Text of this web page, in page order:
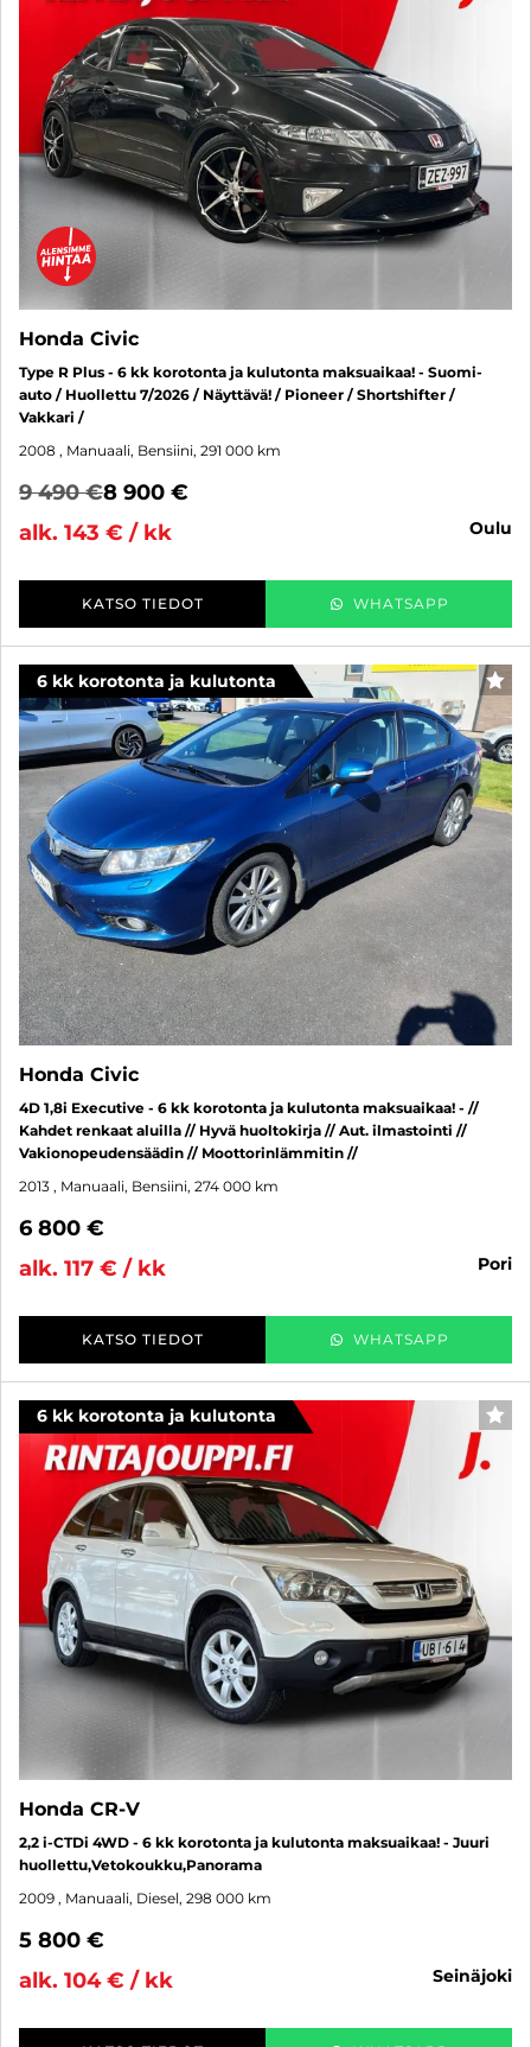
Honda Civic
Type R Plus - 6 kk korotonta ja kulutonta maksuaikaa! - Suomi-
auto / Huollettu 7/2026 / Näyttävä! / Pioneer / Shortshifter /
Vakkari /
2008 , Manuaali, Bensiini, 291 000 km
9 490 €8 900 €
alk. 143 € / kk
oulu
KATSO TIEDOT WHATSAPP
6 kk korotonta ja kulutonta
Honda Civic
4D 1,8i Executive - 6 kk korotonta ja kulutonta maksuaikaa! - //
Kahdet renkaat aluilla // Hyvä huoltokirja // Aut. ilmastointi //
Vakionopeudensäädin // Moottorinlämmitin //
2013 , Manuaali, Bensiini, 274 000 km
6 800 €
alk. 117 € / kk
pori
KATSO TIEDOT WHATSAPP
6 kk korotonta ja kulutonta
Honda CR-V
2,2 i-CTDi 4WD - 6 kk korotonta ja kulutonta maksuaikaa! - Juuri
huollettu,Vetokoukku,Panorama
2009 , Manuaali, Diesel, 298 000 km
5 800 €
alk. 104 € / kk
seinäjoki